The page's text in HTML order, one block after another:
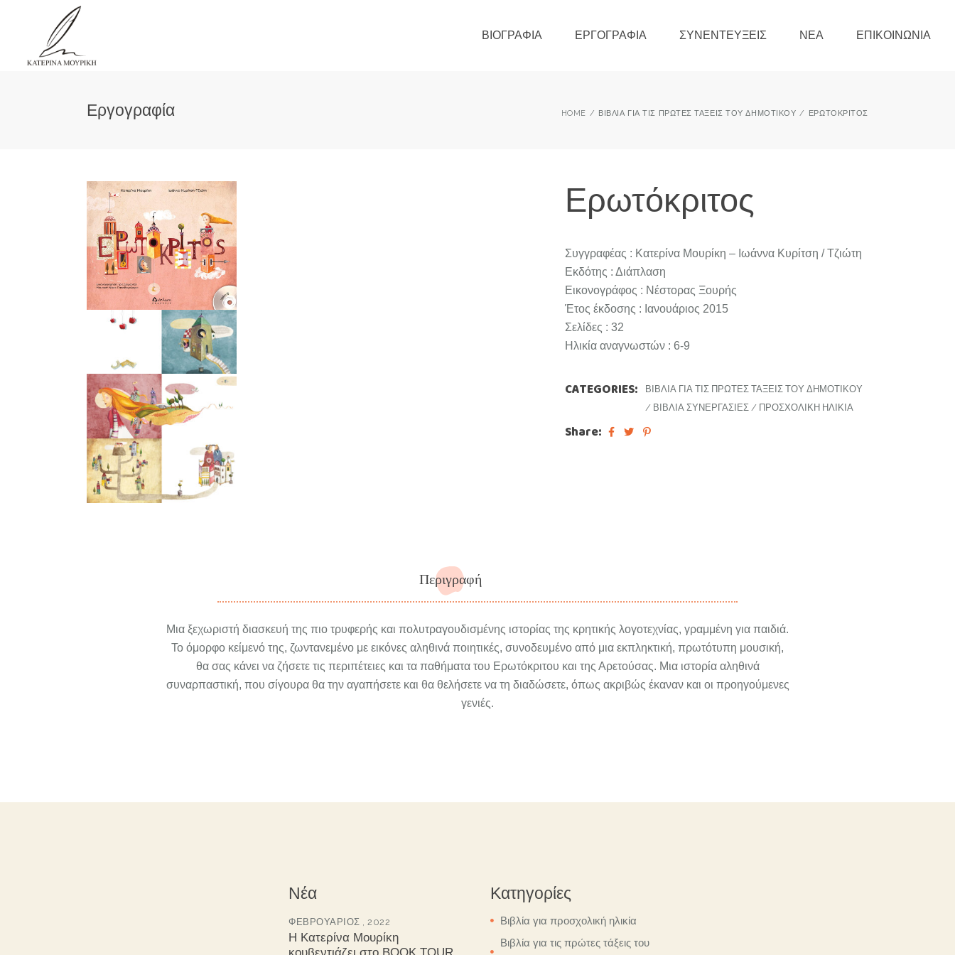
ΒΙΟΓΡΑΦΊΑ ΕΡΓΟΓΡΑΦΊΑ ΣΥΝΕΝΤΕΎΞΕΙΣ ΝΈΑ ΕΠΙΚΟΙΝΩΝΊΑ
Εργογραφία HOME ΒΙΒΛΊΑ ΓΙΑ ΤΙΣ ΠΡΏΤΕΣ ΤΆΞΕΙΣ ΤΟΥ ΔΗΜΟΤΙΚΟΎ ΕΡΩΤΌΚΡΙΤΟΣ
Ερωτόκριτος
Συγγραφέας : Κατερίνα Μουρίκη – Ιωάννα Κυρίτση / Τζιώτη
Εκδότης : Διάπλαση
Εικονογράφος : Νέστορας Ξουρής
Έτος έκδοσης : Ιανουάριος 2015
Σελίδες : 32
Ηλικία αναγνωστών : 6-9
CATEGORIES:
ΒΙΒΛΊΑ ΓΙΑ ΤΙΣ ΠΡΏΤΕΣ ΤΆΞΕΙΣ ΤΟΥ ΔΗΜΟΤΙΚΟΎ
/ ΒΙΒΛΊΑ ΣΥΝΕΡΓΑΣΊΕΣ/ ΠΡΟΣΧΟΛΙΚΉ ΗΛΙΚΊΑ
Share:
Περιγραφή
Μια ξεχωριστή διασκευή της πιο τρυφερής και πολυτραγουδισμένης ιστορίας της κρητικής λογοτεχνίας, γραμμένη για παιδιά.
Το όμορφο κείμενό της, ζωντανεμένο με εικόνες αληθινά ποιητικές, συνοδευμένο από μια εκπληκτική, πρωτότυπη μουσική,
θα σας κάνει να ζήσετε τις περιπέτειες και τα παθήματα του Ερωτόκριτου και της Αρετούσας. Μια ιστορία αληθινά
συναρπαστική, που σίγουρα θα την αγαπήσετε και θα θελήσετε να τη διαδώσετε, όπως ακριβώς έκαναν και οι προηγούμενες
γενιές.
Νέα
ΦΕΒΡΟΥΆΡΙΟΣ , 2022
Η Κατερίνα Μουρίκη
κουβεντιάζει στο BOOK TOUR
Κατηγορίες
Βιβλία για προσχολική ηλικία
Βιβλία για τις πρώτες τάξεις του